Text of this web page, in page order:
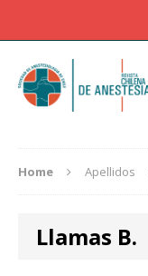
Home Apellidos
Llamas B.